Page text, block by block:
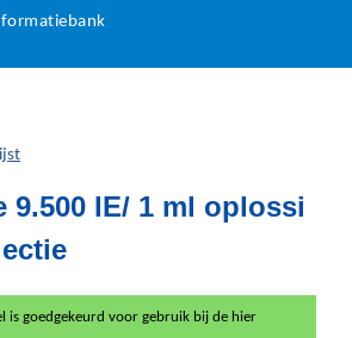
9.500 IE/ 1 ml oplossi
is goedgekeurd voor gebruik bij de hier